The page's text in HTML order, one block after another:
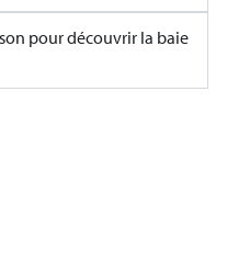
pour découvrir la baie